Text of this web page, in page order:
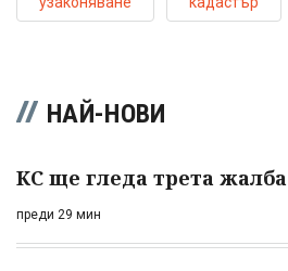
НАЙ-НОВИ
КС ще гледа трета
преди 29 мин